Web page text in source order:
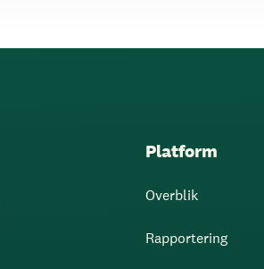
Platform
Overblik
Rapportering